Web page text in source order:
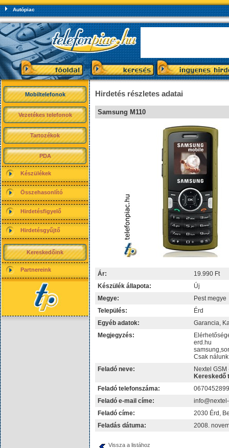
Autópiac
Mobiltelefonok
Vezetékes telefonok
Tartozékok
PDA
Készülékek
Összehasonlító
Hirdetésfigyelő
Hirdetésgyűjtő
Kereskedőink
Partnereink
Hirdetés részletes adatai
Samsung M110
Ár:
19.990 Ft
Készülék állapota:
Új
Megye:
Pest megye
Település:
Érd
Egyéb adatok:
Garancia,
Megjegyzés:
erd.hu
Csak
Feladó neve:
Nextel GSM
Kereskedő
Feladó telefonszáma:
Feladó e-mail címe:
Feladó címe:
2030 Érd,
Feladás dátuma:
2008.
Vissza a listához